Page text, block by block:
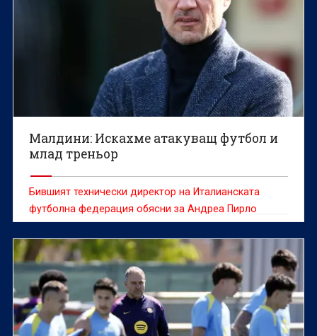
Малдини: Искахме атакуващ футбол и
млад треньор
Бившият технически директор на Италианската
футболна федерация обясни за Андреа Пирло